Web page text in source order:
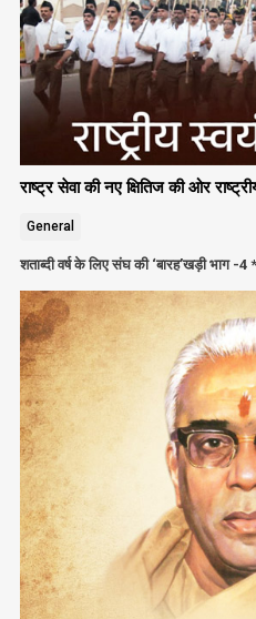
राष्ट्र सेवा की नए क्षितिज की ओर
General
शताब्दी वर्ष के लिए संघ की ‘बारह’खड़ी भाग